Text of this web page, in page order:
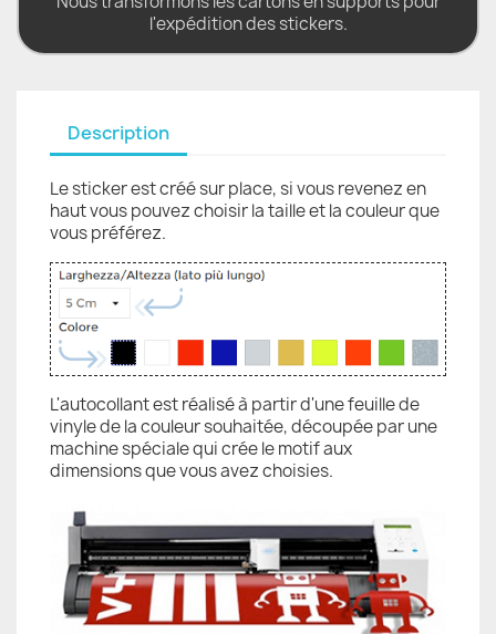
l'expédition des stickers.
Description
Le sticker est créé sur place, si vous revenez en
haut vous pouvez choisir la taille et la couleur que
vous préférez.
L'autocollant est réalisé à partir d'une feuille de
vinyle de la couleur souhaitée, découpée par une
machine spéciale qui crée le motif aux
dimensions que vous avez choisies.